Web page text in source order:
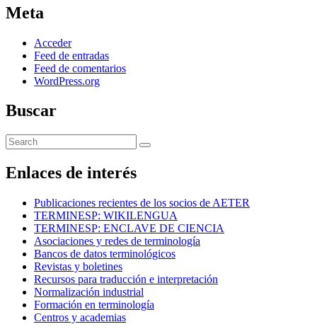
Meta
Acceder
Feed de entradas
Feed de comentarios
WordPress.org
Buscar
Enlaces de interés
Publicaciones recientes de los socios de AETER
TERMINESP: WIKILENGUA
TERMINESP: ENCLAVE DE CIENCIA
Asociaciones y redes de terminología
Bancos de datos terminológicos
Revistas y boletines
Recursos para traducción e interpretación
Normalización industrial
Formación en terminología
Centros y academias